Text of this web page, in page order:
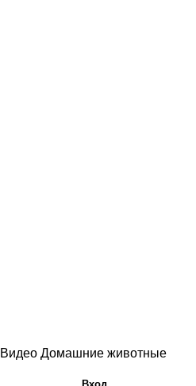
Видео Домашние животные